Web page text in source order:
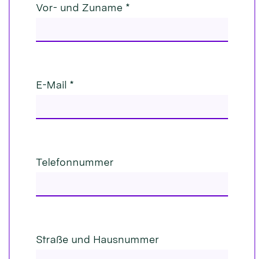
Vor- und Zuname *
E-Mail *
Telefonnummer
Straße und Hausnummer